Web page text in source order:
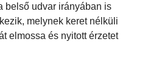
belső udvar irányában is
melynek keret nélküli
elmossa és nyitott érzetet